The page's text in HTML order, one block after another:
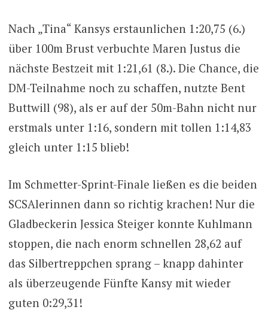
Nach „Tina“ Kansys erstaunlichen 1:20,75 (6.)
über 100m Brust verbuchte Maren Justus die
nächste Bestzeit mit 1:21,61 (8.). Die Chance, die
DM-Teilnahme noch zu schaffen, nutzte Bent
Buttwill (98), als er auf der 50m-Bahn nicht nur
erstmals unter 1:16, sondern mit tollen 1:14,83
gleich unter 1:15 blieb!
Im Schmetter-Sprint-Finale ließen es die beiden
SCSAlerinnen dann so richtig krachen! Nur die
Gladbeckerin Jessica Steiger konnte Kuhlmann
stoppen, die nach enorm schnellen 28,62 auf
das Silbertreppchen sprang – knapp dahinter
als überzeugende Fünfte Kansy mit wieder
guten 0:29,31!